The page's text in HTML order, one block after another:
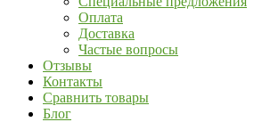
Оплата
Доставка
Частые вопросы
Отзывы
Контакты
Сравнить товары
Блог